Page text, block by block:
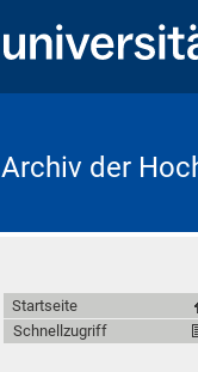
Archiv der
Startseite
Schnellzugriff